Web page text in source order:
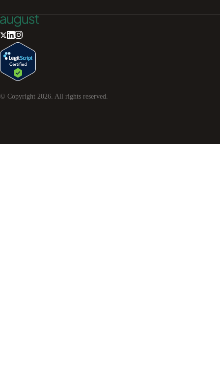
© Copyright 2026 . All rights reserved.